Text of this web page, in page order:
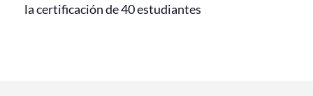
la certificación de 40 estudiantes